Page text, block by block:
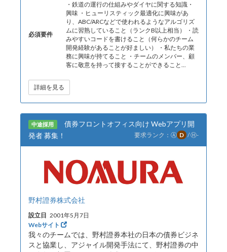
必須要件
・鉄道の運行の仕組みやダイヤに関する知識・
興味 ・ヒューリスティック最適化に興味があ
り、ABC/ARCなどで使われるようなアルゴリズ
ムに習熟していること（ランクB以上相当） ・読
みやすいコードを書けること（何らかのチーム
開発経験があることが好ましい） ・私たちの業
務に興味が持てること ・チームのメンバー、顧
客に敬意を持って接することができること...
詳細を見る
中途採用
債券フロントオフィス向け Webアプリ開
発者 募集！
要求ランク： Ⓐ D /Ⓗ-
野村證券株式会社
設立日 2001年5月7日
Webサイト
我々のチームでは、野村證券本社の日本の債券ビジネ
スと協業し、アジャイル開発手法にて、野村證券の中